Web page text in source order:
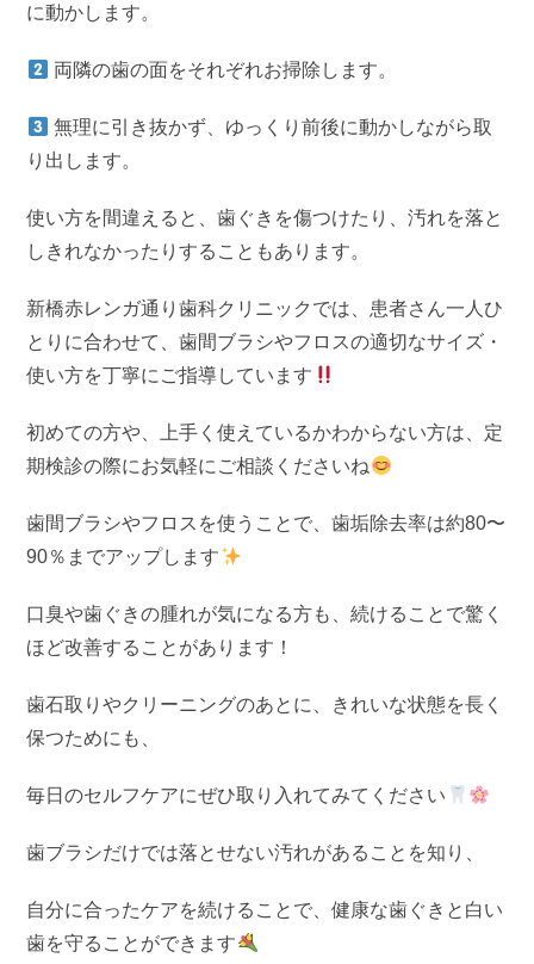
に動かします。
両隣の歯の面をそれぞれお掃除します。
無理に引き抜かず、ゆっくり前後に動かしながら取
り出します。
使い方を間違えると、歯ぐきを傷つけたり、汚れを落と
しきれなかったりすることもあります。
新橋赤レンガ通り歯科クリニックでは、患者さん一人ひ
とりに合わせて、歯間ブラシやフロスの適切なサイズ・
使い方を丁寧にご指導しています
初めての方や、上手く使えているかわからない方は、定
期検診の際にお気軽にご相談くださいね
歯間ブラシやフロスを使うことで、歯垢除去率は約80〜
90％までアップします
口臭や歯ぐきの腫れが気になる方も、続けることで驚く
ほど改善することがあります！
歯石取りやクリーニングのあとに、きれいな状態を長く
保つためにも、
毎日のセルフケアにぜひ取り入れてみてください
歯ブラシだけでは落とせない汚れがあることを知り、
自分に合ったケアを続けることで、健康な歯ぐきと白い
歯を守ることができます